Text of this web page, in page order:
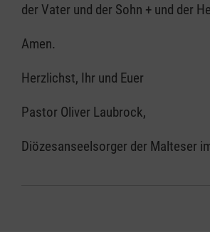
der Vater und der Sohn + und der
Amen.
Herzlichst, Ihr und Euer
Pastor Oliver Laubrock,
Diözesanseelsorger der Malteser